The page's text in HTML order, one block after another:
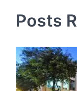
Posts